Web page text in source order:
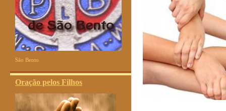
São Bento
Oração pelos Filhos